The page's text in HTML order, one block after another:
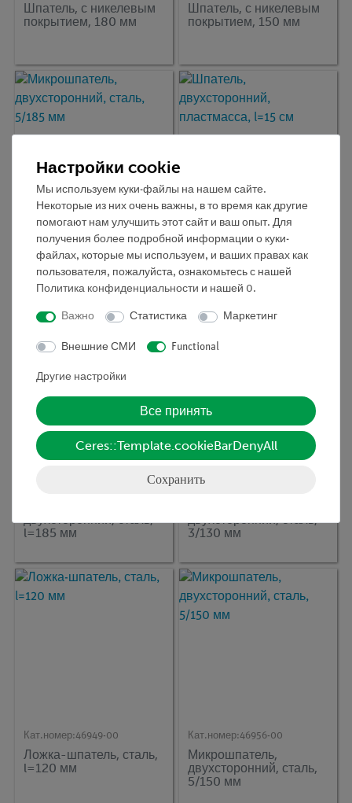
Шпатель, с никелевым
покрытием, 180 мм
Шпатель, с никелевым
покрытием, 150 мм
Кат.номер:46957-00
Микрошпатель,
двухсторонний, сталь,
5/185 мм
Кат.номер:38832-00
Шпатель,
двухсторонний,
пластмасса, l=15 см
двухсторонний, сталь,
l=185 мм
Кат.номер:
двухсторонний, сталь,
3/130 мм
Кат.номер:46949-00
Ложка-шпатель, сталь,
l=120 мм
Кат.номер:46956-00
Микрошпатель,
двухсторонний, сталь,
5/150 мм
Настройки cookie
Мы используем куки-файлы на нашем сайте.
Некоторые из них очень важны, в то время как другие
помогают нам улучшить этот сайт и ваш опыт. Для
получения более подробной информации о куки-
файлах, которые мы используем, и ваших правах как
пользователя, пожалуйста, ознакомьтесь с нашей
Политика конфиденциальности и нашей 0.
Важно Статистика Маркетинг
Внешние СМИ Functional
Другие настройки
Все принять
Ceres::Template.cookieBarDenyAll
Сохранить